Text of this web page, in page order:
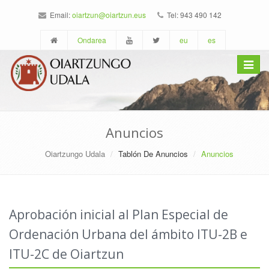
Email:oiartzun@oiartzun.eus Tel: 943 490 142
Ondarea eu es
Toggle
Anuncios
Oiartzungo Udala Tablón De Anuncios Anuncios
Aprobación inicial al Plan Especial de
Ordenación Urbana del ámbito ITU-2B e
ITU-2C de Oiartzun